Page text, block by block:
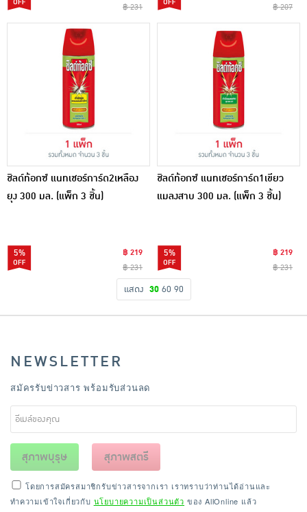
฿ 231
฿ 207
ชิลด์ท้อกซ์ แนทเชอร์การ์ด2เหลือง
ยุง 300 มล. (แพ็ก 3 ชิ้น)
5%
฿ 219
฿ 231
ชิลด์ท้อกซ์ แนทเชอร์การ์ด1เขียว
แมลงสาบ 300 มล. (แพ็ก 3 ชิ้น)
5%
฿ 219
฿ 231
แสดง 30 60 90
NEWSLETTER
สมัครรับข่าวสาร พร้อมรับส่วนลด
สุภาพบุรุษ สุภาพสตรี
โดยการสมัครสมาชิกรับข่าวสารจากเรา เราทราบว่าท่านได้อ่านและ
ทำความเข้าใจเกี่ยวกับ นโยบายความเป็นส่วนตัว ของ AllOnline แล้ว